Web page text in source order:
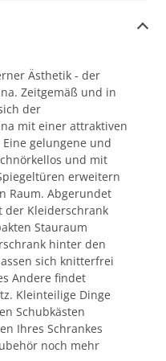
Ästhetik - der
Zeitgemäß und in
der
mit einer attraktiven
gelungene und
und mit
erweitern
Raum. Abgerundet
der Kleiderschrank
Stauraum
hinter den
sich knitterfrei
Andere findet
Kleinteilige Dinge
Schubkästen
Ihres Schrankes
noch mehr